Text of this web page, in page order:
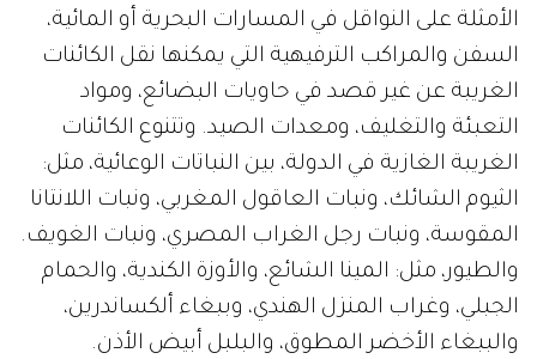
الأمثلة على النواقل في المسارات البحرية أو المائية،
السفن والمراكب الترفيهية التي يمكنها نقل الكائنات
الغريبة عن غير قصد في حاويات البضائع، ومواد
التعبئة والتغليف، ومعدات الصيد. وتتنوع الكائنات
الغريبة الغازية في الدولة، بين النباتات الوعائية، مثل:
الثيوم الشائك، ونبات العاقول المغربي، ونبات اللانتانا
المقوسة، ونبات رجل الغراب المصري، ونبات الغويف.
والطيور، مثل: المينا الشائع، والأوزة الكندية، والحمام
الجبلي، وغراب المنزل الهندي، وببغاء ألكساندرين،
والببغاء الأخضر المطوق، والبلبل أبيض الأذن.